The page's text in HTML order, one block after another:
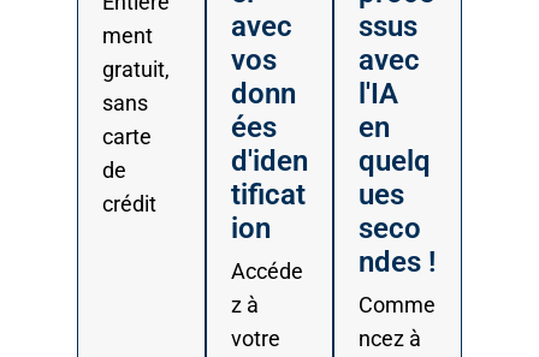
ment
gratuit,
sans
carte
de
crédit
avec
vos
donn
ées
d'iden
tificat
ion
Accéde
z à
votre
ssus
avec
l'IA
en
quelq
ues
seco
ndes !
Comme
ncez à